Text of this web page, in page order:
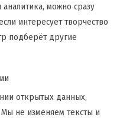
можно сразу
интересует творчество
подберёт другие
открытых данных,
не изменяем тексты и